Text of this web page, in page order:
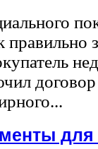
правильно